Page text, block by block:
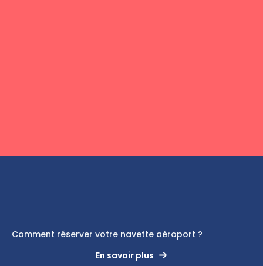
Comment réserver votre navette aéroport ?
En savoir plus